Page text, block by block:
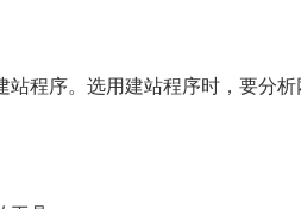
站程序。选用建站程序时，要分析